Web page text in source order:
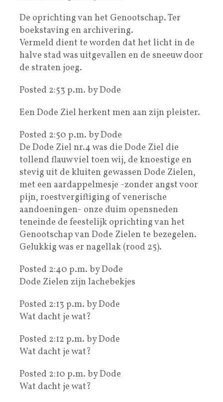
De oprichting van het Genootschap. Ter
boekstaving en archivering.
Vermeld dient te worden dat het licht in de
halve stad was uitgevallen en de sneeuw door
de straten joeg.
Posted 2:53 p.m. by Dode
Een Dode Ziel herkent men aan zijn pleister.
Posted 2:50 p.m. by Dode
De Dode Ziel nr.4 was die Dode Ziel die
tollend flauw viel toen wij, de knoestige en
stevig uit de kluiten gewassen Dode Zielen,
met een aardappelmesje -zonder angst voor
pijn, roestvergiftiging of venerische
aandoeningen- onze duim opensneden
teneinde de feestelijk oprichting van het
Genootschap van Dode Zielen te bezegelen.
Gelukkig was er nagellak (rood 25).
Posted 2:40 p.m. by Dode
Dode Zielen zijn lachebekjes
Posted 2:13 p.m. by Dode
Wat dacht je wat?
Posted 2:12 p.m. by Dode
Wat dacht je wat?
Posted 2:10 p.m. by Dode
Wat dacht je wat?